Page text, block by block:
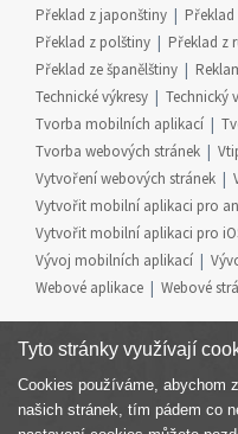
Překlad z japonštiny
Překlad z polštiny
Překlad z
Překlad ze španělštiny
Technické výkresy
Technický
Tvorba mobilních aplikací
Tvorba webových stránek
Vytvoření webových stránek
Vytvořit mobilní aplikaci pro
Vytvořit mobilní aplikaci pro
Vývoj mobilních aplikací
Webové aplikace
Webové
Součást skupiny
Tyto stránky využívají
Cookies používáme, abychom
našich stránek, tím pádem co